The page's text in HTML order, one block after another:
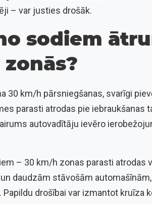
– var justies drošāk.
sodiem
30 km/h pārsniegšanas, svarīgi
parasti atrodas pie iebraukšanas
autovadītāju ievēro
– 30 km/h zonas parasti atrodas
daudzām stāvošām
drošībai var izmantot kruīza